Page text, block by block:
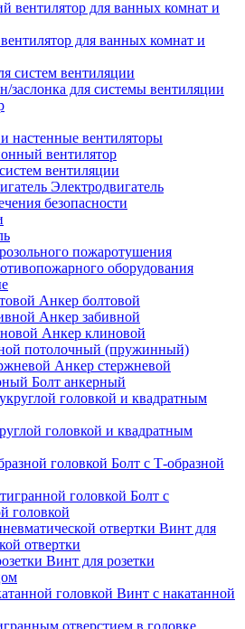
для ванных комнат и
систем вентиляции
заслонка для системы вентиляции
настенные вентиляторы
вентилятор
вентиляции
Электродвигатель
безопасности
пожаротушения
оборудования
Анкер болтовой
Анкер забивной
Анкер клиновой
потолочный (пружинный)
Анкер стержневой
Болт анкерный
головкой и квадратным
Болт с Т-образной
Болт с
головкой
Винт для
отвертки
Винт для розетки
Винт с накатанной
отверстием в головке